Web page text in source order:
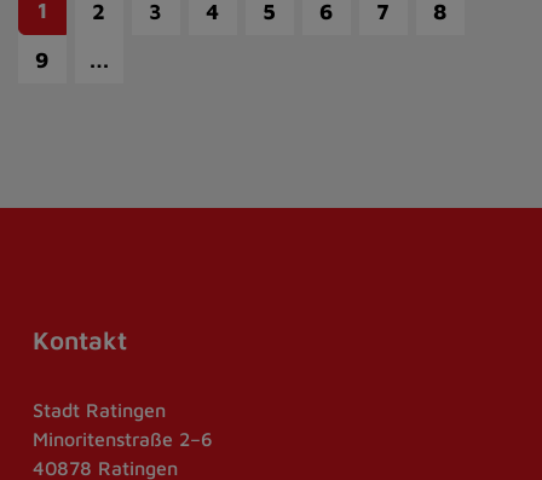
1 2 3 4 5 6 7
8
9
…
Kontakt
Stadt Ratingen
Minoritenstraße 2–6
40878 Ratingen